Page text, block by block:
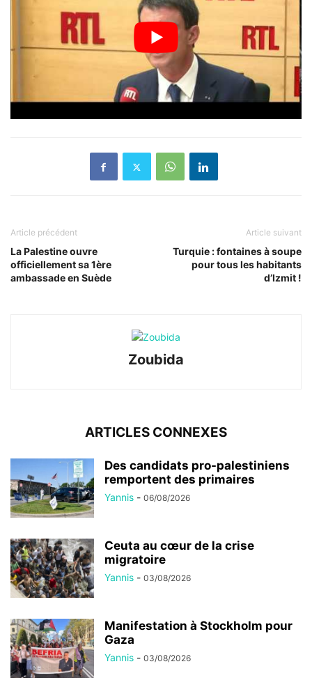
Article précédent
La Palestine ouvre
officiellement sa 1ère
ambassade en Suède
Article suivant
Turquie : fontaines à soupe
pour tous les habitants
d’Izmit !
Zoubida
ARTICLES CONNEXES
Des candidats pro-palestiniens
remportent des primaires
Yannis - 06/08/2026
Ceuta au cœur de la crise
migratoire
Yannis - 03/08/2026
Manifestation à Stockholm pour
Gaza
Yannis - 03/08/2026